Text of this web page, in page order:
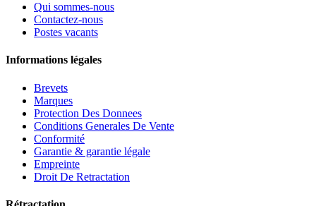
Qui sommes-nous
Contactez-nous
Postes vacants
Informations légales
Brevets
Marques
Protection Des Donnees
Conditions Generales De Vente
Conformité
Garantie & garantie légale
Empreinte
Droit De Retractation